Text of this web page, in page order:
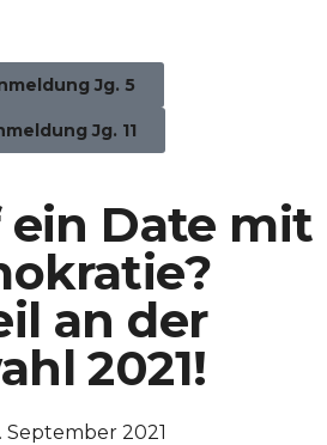
Jg. 5
Jg. 11
ein Date mit
an der
2021!
September 2021